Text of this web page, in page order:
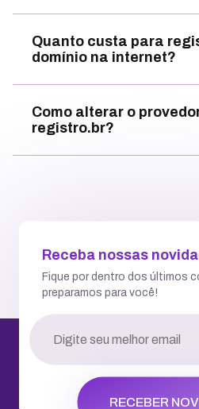
Quanto custa para
domínio na internet?
Como alterar o
registro.br?
Receba nossas
Fique por dentro dos últimos
preparamos para você!
RECEBER